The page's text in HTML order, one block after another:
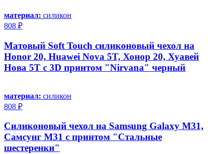
материал: силикон
808 ₽
Матовый Soft Touch силиконовый чехол на
Honor 20, Huawei Nova 5T, Хонор 20, Хуавей
Нова 5Т с 3D принтом "Nirvana" черный
материал: силикон
808 ₽
Силиконовый чехол на Samsung Galaxy M31,
Самсунг М31 с принтом "Стальные
шестеренки"